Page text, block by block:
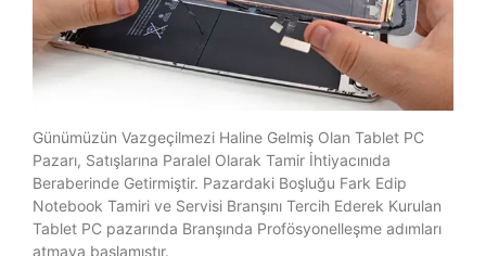
Günümüzün Vazgeçilmezi Haline Gelmiş Olan Tablet PC
Pazarı, Satışlarına Paralel Olarak Tamir İhtiyacınıda
Beraberinde Getirmiştir. Pazardaki Boşluğu Fark Edip
Notebook Tamiri ve Servisi Branşını Tercih Ederek Kurulan
Tablet PC pazarında Branşında Profösyonelleşme adımları
atmaya başlamıştır.